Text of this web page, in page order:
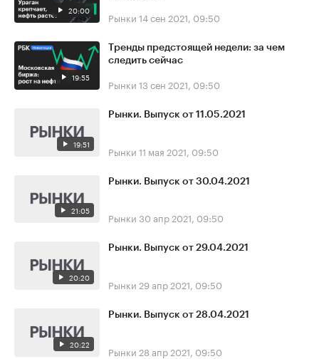
20:00 Рынки 14 сен 2021, 09:50
19:55
Тренды предстоящей недели: за чем
следить сейчас
Рынки 13 сен 2021, 09:50
19:51
Рынки. Выпуск от 11.05.2021
Рынки 11 мая 2021, 09:50
21:05
Рынки. Выпуск от 30.04.2021
Рынки 30 апр 2021, 09:50
20:20
Рынки. Выпуск от 29.04.2021
Рынки 29 апр 2021, 09:50
20:22
Рынки. Выпуск от 28.04.2021
Рынки 28 апр 2021, 09:50